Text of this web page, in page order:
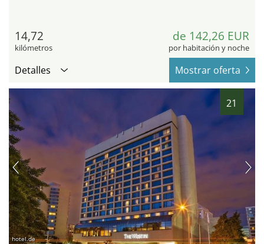
14,72
kilómetros
de 142,26 EUR
por habitación y noche
Detalles Mostrar oferta
21
hotel.de